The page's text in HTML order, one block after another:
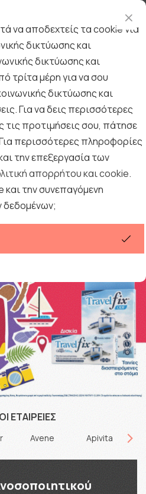
της Ναυτίας των Ταξιδιωτών
ΕΤΑΙΡΕΙΕΣ
Avene Apivita
να αποδεχτείς τα cookie για
δικτύωσης και
δικτύωσης και
τρίτα μέρη για να σου
δικτύωσης και
Για να δεις περισσότερες
τις προτιμήσεις σου, πάτησε
περισσότερες πληροφορίες
την επεξεργασία των
απορρήτου και cookie.
την συνεπαγόμενη